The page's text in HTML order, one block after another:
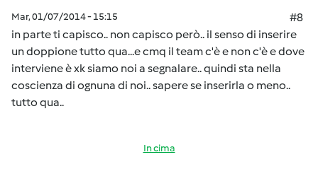
Mar, 01/07/2014 - 15:15
#8
in parte ti capisco.. non capisco però.. il senso di inserire
un doppione tutto qua...e cmq il team c'è e non c'è e dove
interviene è xk siamo noi a segnalare.. quindi sta nella
coscienza di ognuna di noi.. sapere se inserirla o meno..
tutto qua..
In cima